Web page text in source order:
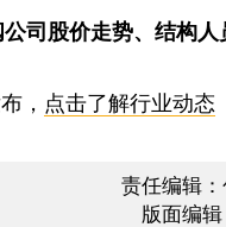
公司股价走势、结构人
， 点击了解行业动态
责任编辑
版面编